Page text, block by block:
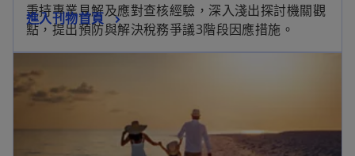
秉持專業見解及應對查核經驗，深入淺出探討機關觀
點，提出預防與解決稅務爭議3階段因應措施。
進入刊物首頁